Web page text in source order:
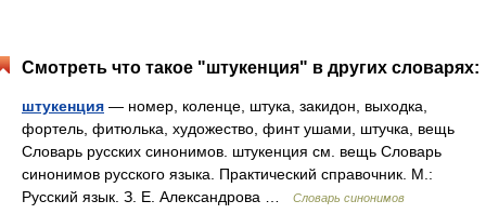
Смотреть что такое "штукенция" в других словарях:
штукенция — номер, коленце, штука, закидон, выходка,
фортель, фитюлька, художество, финт ушами, штучка, вещь
Словарь русских синонимов. штукенция см. вещь Словарь
синонимов русского языка. Практический справочник. М.:
Русский язык. З. Е. Александрова …
Словарь синонимов